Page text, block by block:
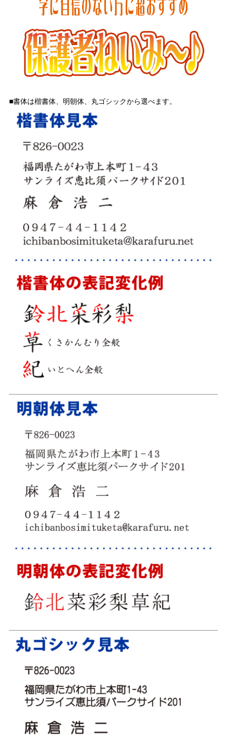
■書体は楷書体、明朝体、丸ゴシックから選べます。